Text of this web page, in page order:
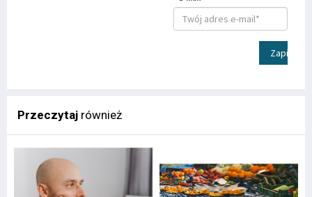
Zapisz
Przeczytaj również